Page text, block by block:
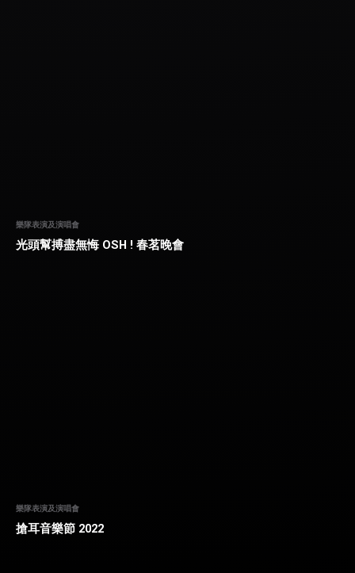
樂隊表演及演唱會
光頭幫搏盡無悔 OSH ! 春茗晚會
樂隊表演及演唱會
搶耳音樂節 2022